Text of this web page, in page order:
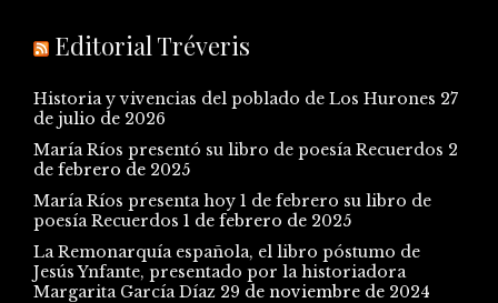
Editorial Tréveris
Historia y vivencias del poblado de Los Hurones 27
de julio de 2026
María Ríos presentó su libro de poesía Recuerdos 2
de febrero de 2025
María Ríos presenta hoy 1 de febrero su libro de
poesía Recuerdos 1 de febrero de 2025
La Remonarquía española, el libro póstumo de
Jesús Ynfante, presentado por la historiadora
Margarita García Díaz 29 de noviembre de 2024